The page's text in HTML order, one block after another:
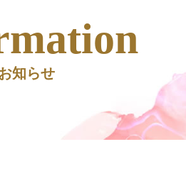
知らせ